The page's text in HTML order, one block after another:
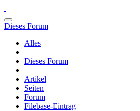
Dieses Forum
Alles
Dieses Forum
Artikel
Seiten
Forum
Filebase-Eintrag